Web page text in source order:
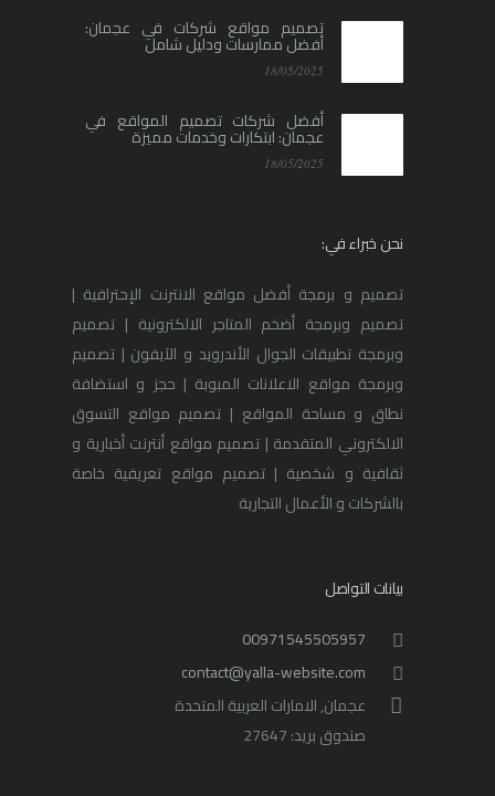
تصميم مواقع شركات في عجمان:
أفضل ممارسات ودليل شامل
18/05/2025
أفضل شركات تصميم المواقع في
عجمان: ابتكارات وخدمات مميزة
18/05/2025
نحن خبراء في:
تصميم و برمجة أفضل مواقع الانترنت الإحترافية |
تصميم وبرمجة أضخم المتاجر الالكترونية | تصميم
وبرمجة تطبيقات الجوال الأندرويد و الآيفون | تصميم
وبرمجة مواقع الاعلانات المبوبة | حجز و استضافة
نطاق و مساحة المواقع | تصميم مواقع التسوق
الالكتروني المتقدمة | تصميم مواقع أنترنت أخبارية و
ثقافية و شخصية | تصميم مواقع تعريفية خاصة
بالشركات و الأعمال التجارية
بيانات التواصل
00971545505957
contact@yalla-website.com
عجمان, الامارات العربية المتحدة
صندوق بريد: 27647